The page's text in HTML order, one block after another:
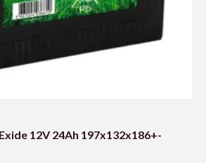
12V 24Ah 197x132x186+-